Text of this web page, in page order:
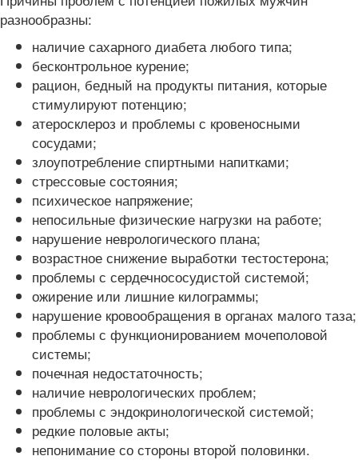
разнообразны:
наличие сахарного диабета любого типа;
бесконтрольное курение;
рацион, бедный на продукты питания, которые
стимулируют потенцию;
атеросклероз и проблемы с кровеносными
сосудами;
злоупотребление спиртными напитками;
стрессовые состояния;
психическое напряжение;
непосильные физические нагрузки на работе;
нарушение неврологического плана;
возрастное снижение выработки тестостерона;
проблемы с сердечнососудистой системой;
ожирение или лишние килограммы;
нарушение кровообращения в органах малого таза;
проблемы с функционированием мочеполовой
системы;
почечная недостаточность;
наличие неврологических проблем;
проблемы с эндокринологической системой;
редкие половые акты;
непонимание со стороны второй половинки.